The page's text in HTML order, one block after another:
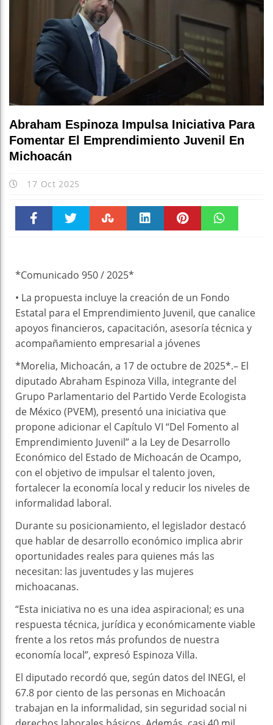
Abraham Espinoza Impulsa Iniciativa Para
Fomentar El Emprendimiento Juvenil En
Michoacán
17 Oct 2025
*Comunicado 950 / 2025*
•⁠ ⁠La propuesta incluye la creación de un Fondo
Estatal para el Emprendimiento Juvenil, que canalice
apoyos financieros, capacitación, asesoría técnica y
acompañamiento empresarial a jóvenes
*Morelia, Michoacán, a 17 de octubre de 2025*.– El
diputado Abraham Espinoza Villa, integrante del
Grupo Parlamentario del Partido Verde Ecologista
de México (PVEM), presentó una iniciativa que
propone adicionar el Capítulo VI “Del Fomento al
Emprendimiento Juvenil” a la Ley de Desarrollo
Económico del Estado de Michoacán de Ocampo,
con el objetivo de impulsar el talento joven,
fortalecer la economía local y reducir los niveles de
informalidad laboral.
Durante su posicionamiento, el legislador destacó
que hablar de desarrollo económico implica abrir
oportunidades reales para quienes más las
necesitan: las juventudes y las mujeres
michoacanas.
“Esta iniciativa no es una idea aspiracional; es una
respuesta técnica, jurídica y económicamente viable
frente a los retos más profundos de nuestra
economía local”, expresó Espinoza Villa.
El diputado recordó que, según datos del INEGI, el
67.8 por ciento de las personas en Michoacán
trabajan en la informalidad, sin seguridad social ni